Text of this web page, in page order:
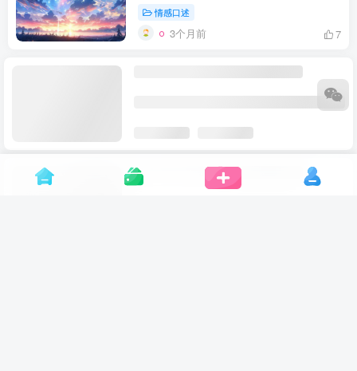
情感口述
3个月前 7